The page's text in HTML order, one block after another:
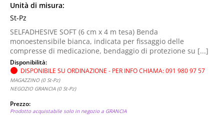
Unità di misura:
St-Pz
SELFADHESIVE SOFT (6 cm x 4 m tesa) Benda
monoestensibile bianca, indicata per fissaggio delle
compresse di medicazione, bendaggio di protezione su [...]
Disponibilità:
DISPONIBILE SU ORDINAZIONE - PER INFO CHIAMA: 091 980 97 57
MAGAZZINO (0 St-Pz)
NEGOZIO GRANCIA (0 St-Pz)
Prezzo:
Prodotto acquistabile solo in negozio a GRANCIA